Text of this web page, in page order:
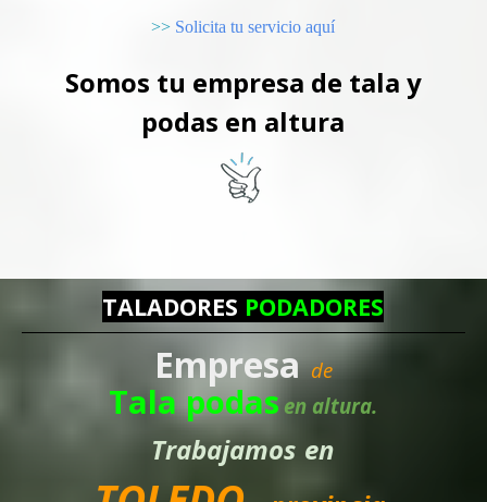
>> Solicita tu servicio aquí
Somos tu empresa de tala y
podas en altura
TALADORES PODADORES
Empresa de
Tala podas en altura.
Trabajamos en